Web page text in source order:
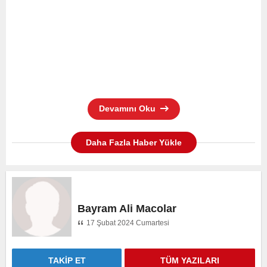
Bayram Ali Macolar
17 Şubat 2024 Cumartesi
TAKİP ET TÜM YAZILARI
Kabulüm yani… ‘Gene rüyada mıyım?’ diye kendime
soracaktım ki kafama yediğim bir şaplakla kendime
geldim. Eva’nın eli bayağı sertmiş!
“Ne o? Ağzı açık salaklar gibi düşünüp duruyorsun
annenle konuştum ben.”
Moda’daki Aya Ekaterini ayazmasına gidecekmişiz.
Nedense tek başına gitmek istememiş. Anlaşılan
Devamını Oku
Daha Fazla Haber Yükle